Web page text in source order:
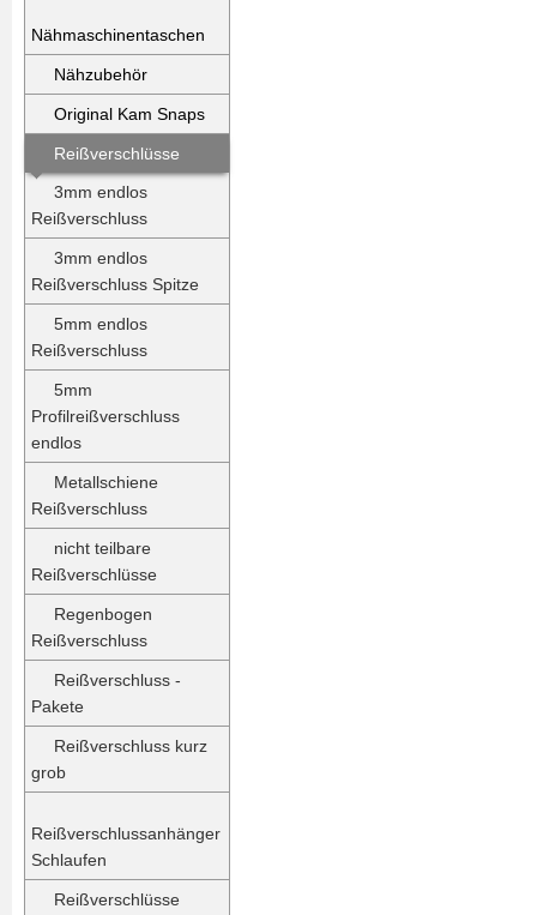
Nähmaschinentaschen
Nähzubehör
Original Kam Snaps
Reißverschlüsse
3mm endlos
Reißverschluss
3mm endlos
Reißverschluss Spitze
5mm endlos
Reißverschluss
5mm
Profilreißverschluss
endlos
Metallschiene
Reißverschluss
nicht teilbare
Reißverschlüsse
Regenbogen
Reißverschluss
Reißverschluss -
Pakete
Reißverschluss kurz
grob
Reißverschlussanhänger
Schlaufen
Reißverschlüsse